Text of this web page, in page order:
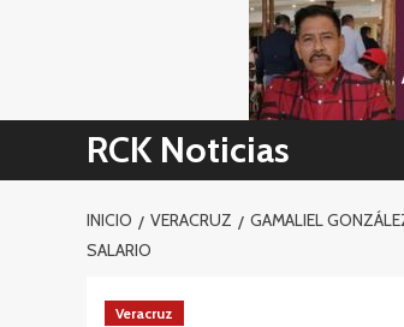
RCK Noticias
INICIO VERACRUZ
GAMALIEL
SALARIO
Veracruz